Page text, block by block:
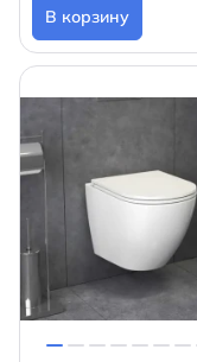
В корзину